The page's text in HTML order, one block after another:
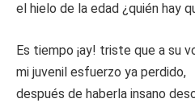
el hielo de la edad ¿quién hay
Es tiempo ¡ay! triste que a su
mi juvenil esfuerzo ya perdido,
después de haberla insano